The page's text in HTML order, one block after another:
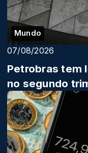
Mundo
07/08/2026
Petrobras tem
no segundo